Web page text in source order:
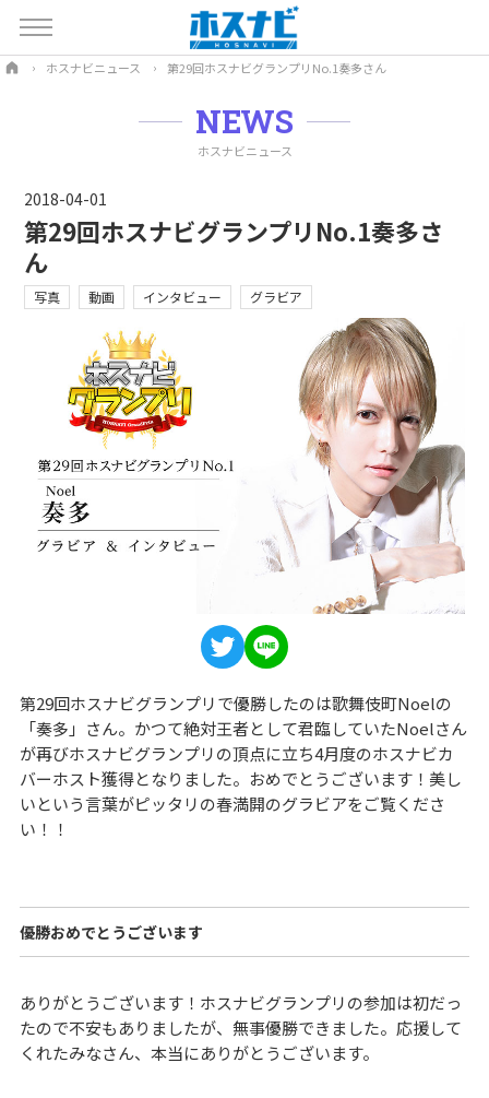
ホスナビニュース 第29回ホスナビグランプリNo.1奏多さん
NEWS
ホスナビニュース
2018-04-01
第29回ホスナビグランプリNo.1奏多さ
ん
写真 動画 インタビュー グラビア
第29回ホスナビグランプリで優勝したのは歌舞伎町Noelの
「奏多」さん。かつて絶対王者として君臨していたNoelさん
が再びホスナビグランプリの頂点に立ち4月度のホスナビカ
バーホスト獲得となりました。おめでとうございます！美し
いという言葉がピッタリの春満開のグラビアをご覧くださ
い！！
優勝おめでとうございます
ありがとうございます！ホスナビグランプリの参加は初だっ
たので不安もありましたが、無事優勝できました。応援して
くれたみなさん、本当にありがとうございます。